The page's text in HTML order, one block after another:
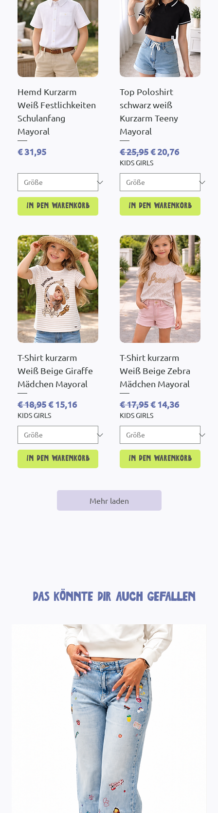
Hemd Kurzarm
Weiß Festlichkeiten
Schulanfang
Mayoral
Preis
€ 31,95
In den Warenkorb
Top Poloshirt
schwarz weiß
Kurzarm Teeny
Mayoral
Standardpreis
€ 25,95Sale-Preis
€ 20,76
KIDS GIRLS
In den Warenkorb
T-Shirt kurzarm
Weiß Beige Giraffe
Mädchen Mayoral
Standardpreis
€ 18,95Sale-Preis
€ 15,16
KIDS GIRLS
In den Warenkorb
T-Shirt kurzarm
Weiß Beige Zebra
Mädchen Mayoral
Standardpreis
€ 17,95Sale-Preis
€ 14,36
KIDS GIRLS
In den Warenkorb
Mehr laden
Das könnte dir auch gefallen